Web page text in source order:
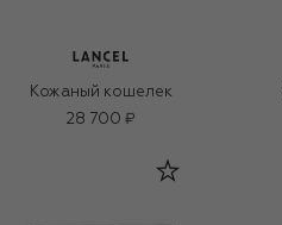
Кожаный кошелек
28 700 ₽